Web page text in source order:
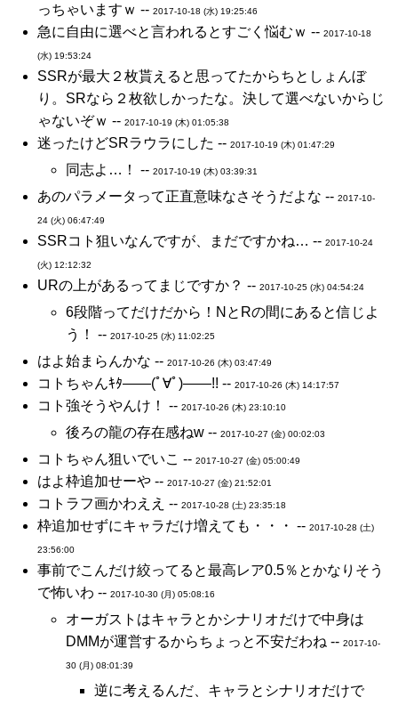
っちゃいますｗ -- 2017-10-18 (水) 19:25:46
急に自由に選べと言われるとすごく悩むｗ -- 2017-10-18
(水) 19:53:24
SSRが最大２枚貰えると思ってたからちとしょんぼ
り。SRなら２枚欲しかったな。決して選べないからじ
ゃないぞｗ -- 2017-10-19 (木) 01:05:38
迷ったけどSRラウラにした -- 2017-10-19 (木) 01:47:29
同志よ…！ -- 2017-10-19 (木) 03:39:31
あのパラメータって正直意味なさそうだよな -- 2017-10-
24 (火) 06:47:49
SSRコト狙いなんですが、まだですかね… -- 2017-10-24
(火) 12:12:32
URの上があるってまじですか？ -- 2017-10-25 (水) 04:54:24
6段階ってだけだから！NとRの間にあると信じよ
う！ -- 2017-10-25 (水) 11:02:25
はよ始まらんかな -- 2017-10-26 (木) 03:47:49
コトちゃんｷﾀ――(ﾟ∀ﾟ)――!! -- 2017-10-26 (木) 14:17:57
コト強そうやんけ！ -- 2017-10-26 (木) 23:10:10
後ろの龍の存在感ねw -- 2017-10-27 (金) 00:02:03
コトちゃん狙いでいこ -- 2017-10-27 (金) 05:00:49
はよ枠追加せーや -- 2017-10-27 (金) 21:52:01
コトラフ画かわええ -- 2017-10-28 (土) 23:35:18
枠追加せずにキャラだけ増えても・・・ -- 2017-10-28 (土)
23:56:00
事前でこんだけ絞ってると最高レア0.5％とかなりそう
で怖いわ -- 2017-10-30 (月) 05:08:16
オーガストはキャラとかシナリオだけで中身は
DMMが運営するからちょっと不安だわね -- 2017-10-
30 (月) 08:01:39
逆に考えるんだ、キャラとシナリオだけで